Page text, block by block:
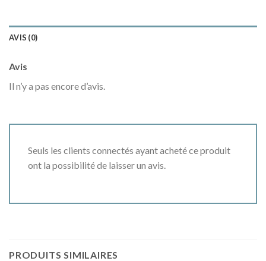
AVIS (0)
Avis
Il n’y a pas encore d’avis.
Seuls les clients connectés ayant acheté ce produit
ont la possibilité de laisser un avis.
PRODUITS SIMILAIRES